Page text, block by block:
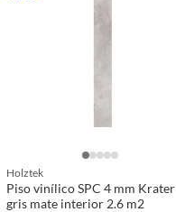
Holztek
Piso vinílico SPC 4 mm Krater
gris mate interior 2.6 m2